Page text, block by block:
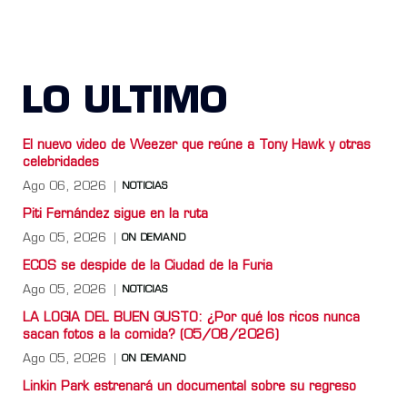
LO ULTIMO
El nuevo video de Weezer que reúne a Tony Hawk y otras
celebridades
Ago 06, 2026 NOTICIAS
Piti Fernández sigue en la ruta
Ago 05, 2026 ON DEMAND
ECOS se despide de la Ciudad de la Furia
Ago 05, 2026 NOTICIAS
LA LOGIA DEL BUEN GUSTO: ¿Por qué los ricos nunca
sacan fotos a la comida? (05/08/2026)
Ago 05, 2026 ON DEMAND
Linkin Park estrenará un documental sobre su regreso